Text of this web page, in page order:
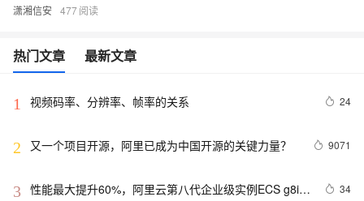
潇湘信安 477
热门文章 最新文章
1 视频码率、分辨率、帧率的关系 24
2 又一个项目开源，阿里已成为中国开源的关键力量？ 9071
3 性能最大提升60%，阿里云第八代企业级实例ECS g8i正
34